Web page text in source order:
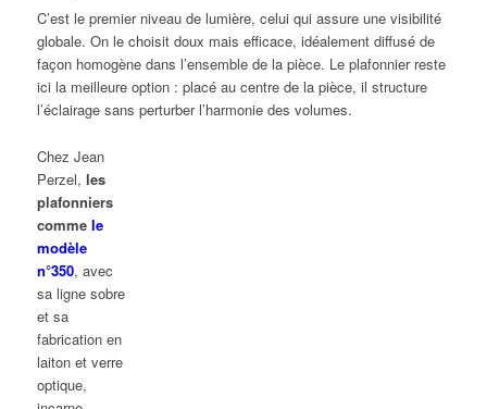
C’est le premier niveau de lumière, celui qui assure une visibilité
globale. On le choisit doux mais efficace, idéalement diffusé de
façon homogène dans l’ensemble de la pièce. Le plafonnier reste
ici la meilleure option : placé au centre de la pièce, il structure
l’éclairage sans perturber l’harmonie des volumes.
Chez Jean
Perzel, les
plafonniers
comme le
modèle
n°350, avec
sa ligne sobre
et sa
fabrication en
laiton et verre
optique,